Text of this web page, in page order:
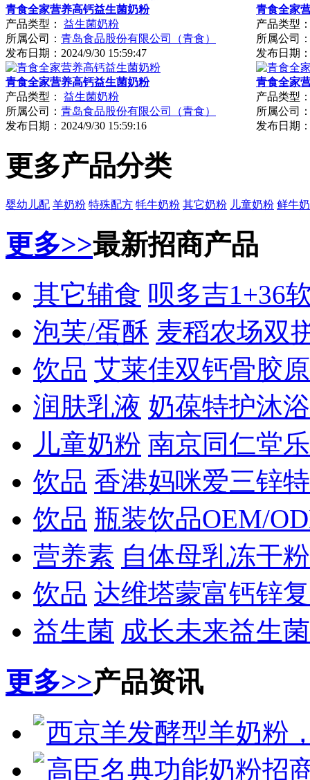
青食全家营养高钙益生菌奶粉
产品类型：
益生菌奶粉
所属公司： 青岛食品股份有限公司（青食）
发布日期： 2024/9/30 15:59:47
青食全家
产品类型
所属公司
发布日期
青食全家营养高钙益生菌奶粉
产品类型：
益生菌奶粉
所属公司： 青岛食品股份有限公司（青食）
发布日期： 2024/9/30 15:59:16
青食全家
产品类型
所属公司
发布日期
更多产品分类
婴幼儿配 羊奶粉 特殊配方 牦牛奶粉 其它奶粉 儿童奶粉 鲜牛奶
更多>>最新招商产品
其它辅食 呗多吉1+36
泡芙/蛋酥 麦稻农场双
饮品 艾莱佳双钙骨胶
润肤乳液 奶葆特护沐
儿童奶粉 南京同仁堂
饮品 香港妈咪爱三锌
饮品 瓶装饮品OEM/
营养素 自体母乳冻干
饮品 达维塔蒙富钙锌
益生菌 成长未来益生
更多>>产品资讯
西京羊发酵型羊奶粉
高臣名典功能奶粉招